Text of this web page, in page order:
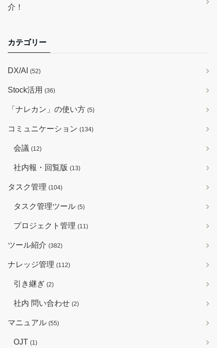
介！
カテゴリー
DX/AI (52)
Stock活用 (36)
「ナレカン」の使い方 (5)
コミュニケーション (134)
会議 (12)
社内報・回覧版 (13)
タスク管理 (104)
タスク管理ツール (5)
プロジェクト管理 (11)
ツール紹介 (382)
ナレッジ管理 (112)
引き継ぎ (2)
社内 問い合わせ (2)
マニュアル (55)
OJT (1)